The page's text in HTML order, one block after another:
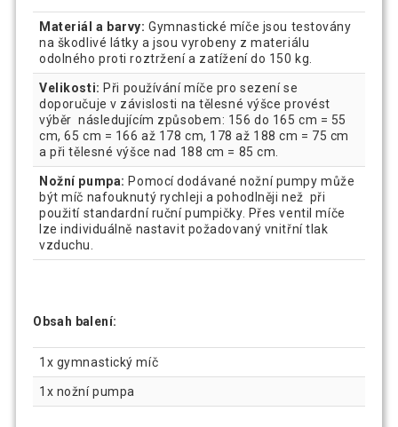
Materiál a barvy: Gymnastické míče jsou testovány
na škodlivé látky a jsou vyrobeny z materiálu
odolného proti roztržení a zatížení do 150 kg.
Velikosti: Při používání míče pro sezení se
doporučuje v závislosti na tělesné výšce provést
výběr následujícím způsobem: 156 do 165 cm = 55
cm, 65 cm = 166 až 178 cm, 178 až 188 cm = 75 cm
a při tělesné výšce nad 188 cm = 85 cm.
Nožní pumpa: Pomocí dodávané nožní pumpy může
být míč nafouknutý rychleji a pohodlněji než při
použití standardní ruční pumpičky. Přes ventil míče
lze individuálně nastavit požadovaný vnitřní tlak
vzduchu.
Obsah balení:
1x gymnastický míč
1x nožní pumpa